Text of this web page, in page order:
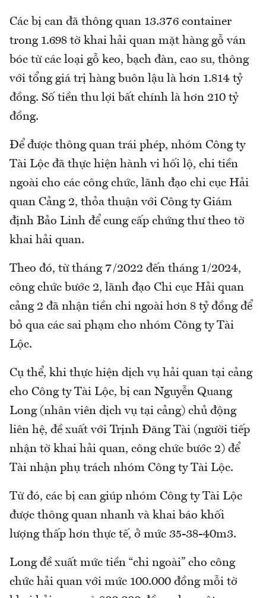
Các bị can đã thông quan 13.376 container
trong 1.698 tờ khai hải quan mặt hàng gỗ ván
bóc từ các loại gỗ keo, bạch đàn, cao su, thông
với tổng giá trị hàng buôn lậu là hơn 1.814 tỷ
đồng. Số tiền thu lợi bất chính là hơn 210 tỷ
đồng.
Để được thông quan trái phép, nhóm Công ty
Tài Lộc đã thực hiện hành vi hối lộ, chi tiền
ngoài cho các công chức, lãnh đạo chi cục Hải
quan Cảng 2, thỏa thuận với Công ty Giám
định Bảo Linh để cung cấp chứng thư theo tờ
khai hải quan.
Theo đó, từ tháng 7/2022 đến tháng 1/2024,
công chức bước 2, lãnh đạo Chi cục Hải quan
cảng 2 đã nhận tiền chi ngoài hơn 8 tỷ đồng để
bỏ qua các sai phạm cho nhóm Công ty Tài
Lộc.
Cụ thể, khi thực hiện dịch vụ hải quan tại cảng
cho Công ty Tài Lộc, bị can Nguyễn Quang
Long (nhân viên dịch vụ tại cảng) chủ động
liên hệ, đề xuất với Trịnh Đăng Tài (người tiếp
nhận tờ khai hải quan, công chức bước 2) để
Tài nhận phụ trách nhóm Công ty Tài Lộc.
Từ đó, các bị can giúp nhóm Công ty Tài Lộc
được thông quan nhanh và khai báo khối
lượng thấp hơn thực tế, ở mức 35-38-40m3.
Long đề xuất mức tiền “chi ngoài” cho công
chức hải quan với mức 100.000 đồng mỗi tờ